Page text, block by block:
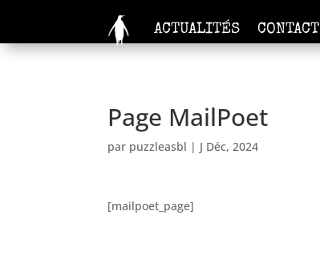
ACTUALITÉS
CONTACT
Page MailPoet
par puzzleasbl | J Déc, 2024
[mailpoet_page]